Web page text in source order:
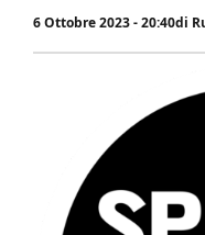
6 Ottobre 2023 - 20:40di